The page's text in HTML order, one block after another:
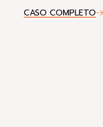
CASO COMPLETO